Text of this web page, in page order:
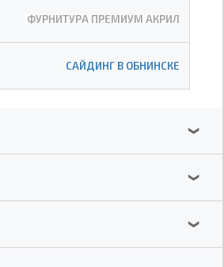
ФУРНИТУРА ПРЕМИУМ АКРИЛ
САЙДИНГ В ОБНИНСКЕ
❯
❯
❯